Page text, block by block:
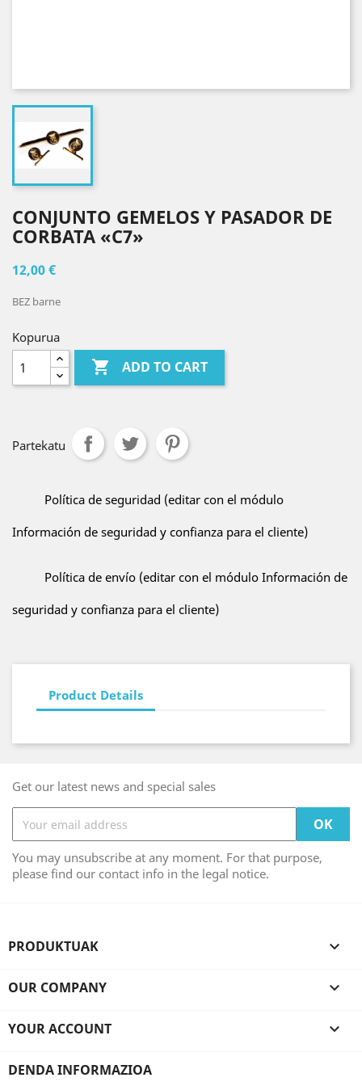
CONJUNTO GEMELOS Y PASADOR DE
CORBATA «C7»
12,00 €
BEZ barne
Kopurua
 ADD TO CART
Partekatu
Política de seguridad (editar con el módulo
Información de seguridad y confianza para el cliente)
Política de envío (editar con el módulo Información de
seguridad y confianza para el cliente)
Product Details
Get our latest news and special sales
You may unsubscribe at any moment. For that purpose,
please find our contact info in the legal notice.
PRODUKTUAK 
OUR COMPANY 
YOUR ACCOUNT 
DENDA INFORMAZIOA